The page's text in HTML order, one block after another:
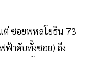
ต่ ซอยพหลโยธิน 73
ฟ้าดับทั้งซอย) ถึง